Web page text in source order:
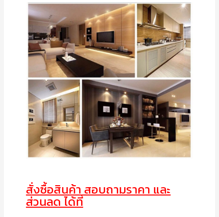
สั่งซื้อสินค้า สอบถามราคา และ
ส่วนลด ได้ที่